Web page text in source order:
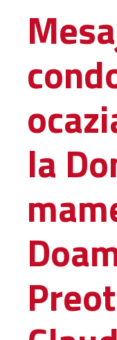
STORIA
la